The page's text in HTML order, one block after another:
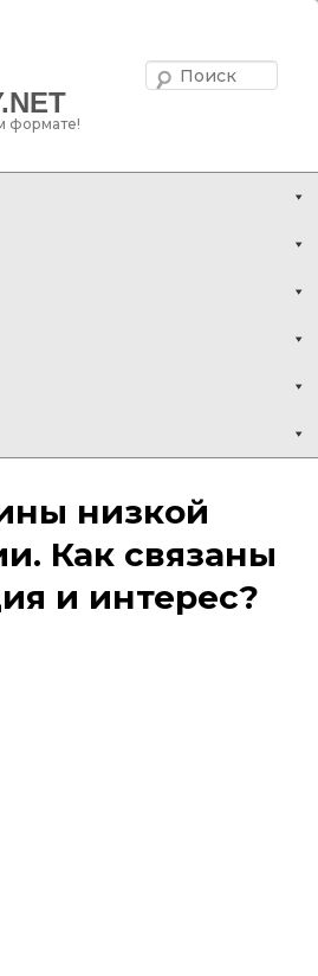
формате!
низкой
Как связаны
и интерес?